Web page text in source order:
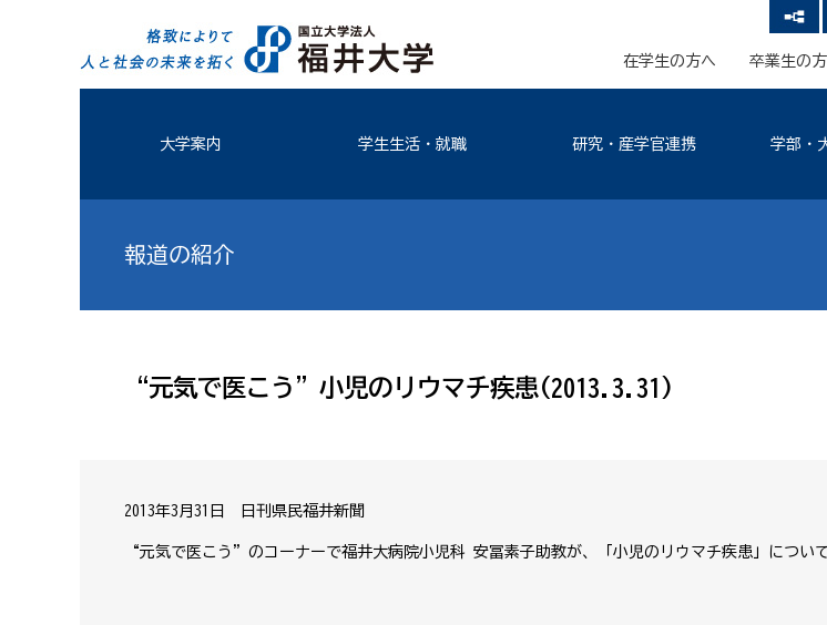
在学生の方へ 卒業生の
大学案内 学生生活・就職 研究・産学官連携 学部・
報道の紹介
“元気で医こう”小児のリウマチ疾患(2013.3.31)
2013年3月31日 日刊県民福井新聞
“元気で医こう”のコーナーで福井大病院小児科 安冨素子助教が、「小児のリウマチ疾患」につい